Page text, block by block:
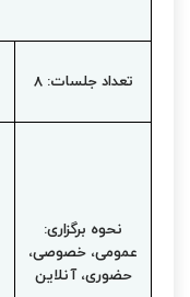
تعداد جلسات: 8
نحوه برگزاری:
عمومی، خصوصی،
حضوری، آنلاین